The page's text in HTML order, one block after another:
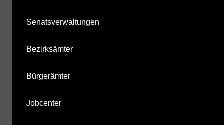
Senatsverwaltungen
Bezirksämter
Bürgerämter
Jobcenter